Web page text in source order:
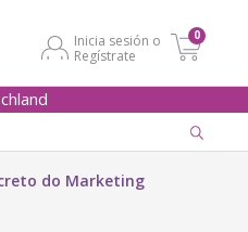
Inicia sesión o
Regístrate
0
do Marketing